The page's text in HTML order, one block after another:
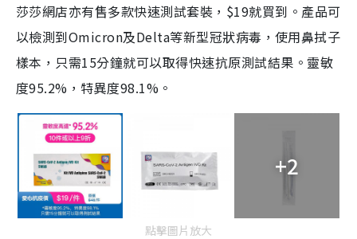
莎莎網店亦有售多款快速測試套裝，$19就買到。產品可
以檢測到Omicron及Delta等新型冠狀病毒，使用鼻拭子
樣本，只需15分鐘就可以取得快速抗原測試結果。靈敏
度95.2%，特異度98.1%。
+2
點擊圖片放大